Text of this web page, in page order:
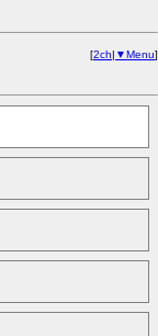
[2ch| ▼Menu]